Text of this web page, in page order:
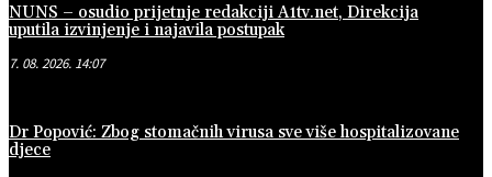
NUNS – osudio prijetnje redakciji A1tv.net, Direkcija
uputila izvinjenje i najavila postupak
7. 08. 2026. 14:07
Dr Popović: Zbog stomačnih virusa sve više hospitalizovane
djece